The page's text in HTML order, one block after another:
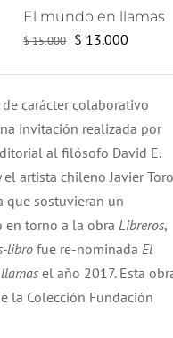
El mundo en llamas
$15.000 El
era:
$ 15.000.
$ 13.000
es:
$
carácter colaborativo
invitación realizada por
al filósofo David E.
el artista chileno Javier Toro
que sostuvieran un
en torno a la obraLibreros,
librofue re-nominadaEl
llamasel año 2017. Esta
la Colección Fundación